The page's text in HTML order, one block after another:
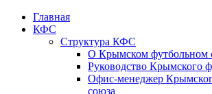
Главная
КФС
Структура КФС
О Крымском футбольном
Руководство Крымского
Офис-менеджер
союза